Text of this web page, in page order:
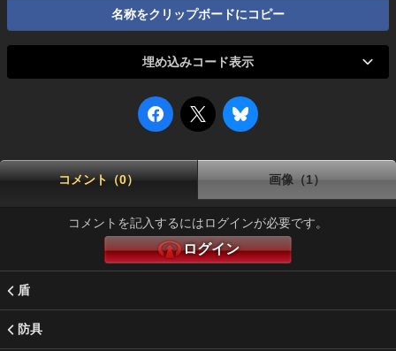
名称をクリップボードにコピー
埋め込みコード表示
コメント（0） 画像（1）
コメントを記入するにはログインが必要です。
ログイン
盾
防具